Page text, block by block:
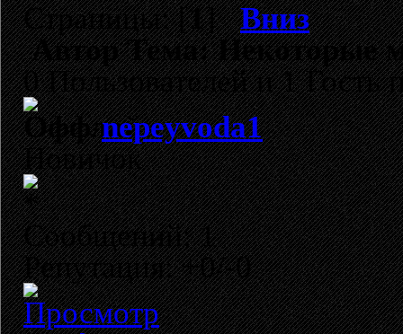
Страницы: [1]Вниз
АвторТема: Некоторые
0 Пользователей и 1 Гость
nepeyvoda1
Новичок
Сообщений: 1
Репутация: +0/-0